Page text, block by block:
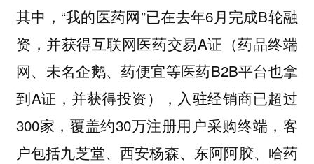
其中，“我的医药网”已在去年6月完成B轮融
资，并获得互联网医药交易A证（药品终端
网、未名企鹅、药便宜等医药B2B平台也拿
到A证，并获得投资），入驻经销商已超过
300家，覆盖约30万注册用户采购终端，客
户包括九芝堂、西安杨森、东阿阿胶、哈药